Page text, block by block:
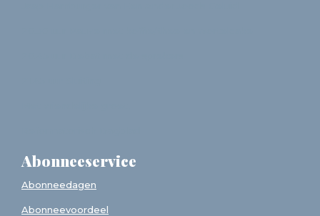
Abonneeservice
Abonneedagen
Abonneevoordeel